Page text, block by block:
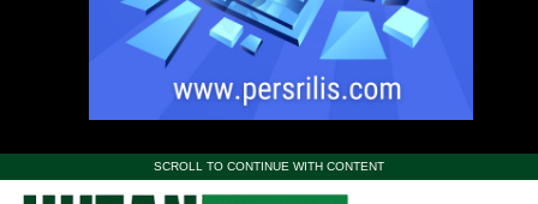
SCROLL TO CONTINUE WITH CONTENT